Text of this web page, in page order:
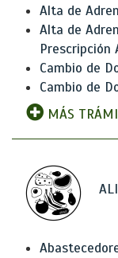
Alta de
Alta de
Prescripción
Cambio de
Cambio de
MÁS